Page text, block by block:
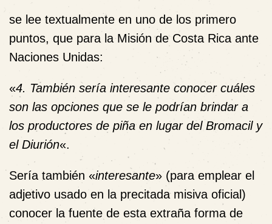
se lee textualmente en uno de los primero
puntos, que para la Misión de Costa Rica ante
Naciones Unidas:
«4. También sería interesante conocer cuáles
son las opciones que se le podrían brindar a
los productores de piña en lugar del Bromacil y
el Diurión«.
Sería también «interesante» (para emplear el
adjetivo usado en la precitada misiva oficial)
conocer la fuente de esta extraña forma de